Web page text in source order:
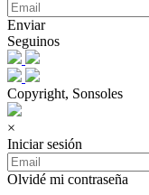
Enviar
Seguinos
Copyright, Sonsoles
×
Iniciar sesión
Olvidé mi contraseña